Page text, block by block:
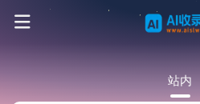
站内